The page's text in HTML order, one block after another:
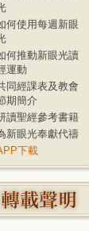
何使用每週新眼
何推動新眼光讀
運動
同經課表及教會
期簡介
讀聖經參考書籍
新眼光奉獻代禱
下載